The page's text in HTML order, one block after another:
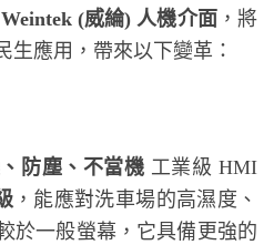
Weintek (威綸) 人機介面 ，將
生應用，帶來以下變革：
防塵、不當機 工業級 HMI
，能應對洗車場的高濕度、
於一般螢幕，它具備更強的